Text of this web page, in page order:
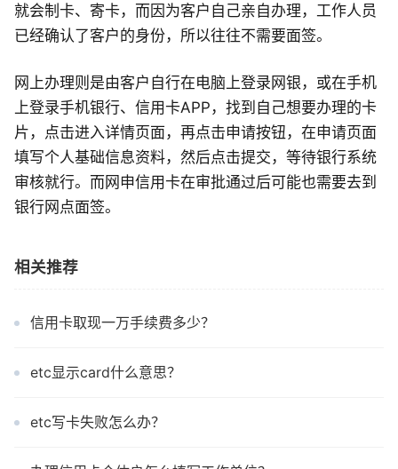
就会制卡、寄卡，而因为客户自己亲自办理，工作人员
已经确认了客户的身份，所以往往不需要面签。
网上办理则是由客户自行在电脑上登录网银，或在手机
上登录手机银行、信用卡APP，找到自己想要办理的卡
片，点击进入详情页面，再点击申请按钮，在申请页面
填写个人基础信息资料，然后点击提交，等待银行系统
审核就行。而网申信用卡在审批通过后可能也需要去到
银行网点面签。
相关推荐
信用卡取现一万手续费多少？
etc显示card什么意思？
etc写卡失败怎么办？